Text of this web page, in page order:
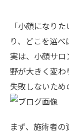
「小顔になり
り、どこを選べ
実は、小顔サ
野が大きく変わ
失敗しないため
まず、施術者